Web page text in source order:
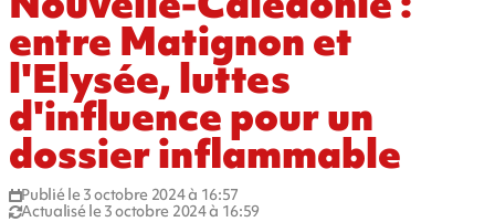
entre Matignon et
l'Elysée, luttes
d'influence pour un
dossier inflammable
Publié le 3 octobre 2024 à 16:57
Actualisé le 3 octobre 2024 à 16:59